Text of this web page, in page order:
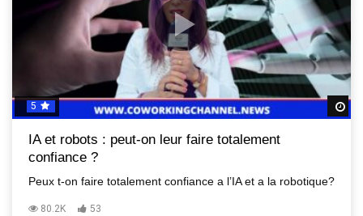
5
IA et robots : peut-on leur faire totalement
confiance ?
Peux t-on faire totalement confiance a l’IA et a la robotique?
80.2K 53